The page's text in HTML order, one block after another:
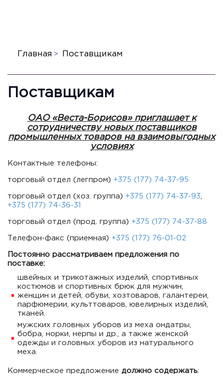
Главная Поставщикам
Поставщикам
ОАО «Веста-Борисов» приглашает к
сотрудничеству новых поставщиков
промышленных товаров на взаимовыгодных
условиях
Контактные телефоны:
торговый отдел (легпром) +375 (177) 74-37-95
торговый отдел (хоз. группа) +375 (177) 74-37-93
+375 (177) 74-36-31
торговый отдел (прод. группа) +375 (177) 74-37-88
Телефон-факс (приемная) +375 (177) 76-01-02
Постоянно рассматриваем предложения по
поставке:
швейных и трикотажных изделий, спортивных
костюмов и спортивных брюк для мужчин,
женщин и детей, обуви, хозтоваров, галантереи,
парфюмерии, культтоваров, ювелирных изделий,
тканей.
мужских головных уборов из меха ондатры,
бобра, норки, нерпы и др., а также женской
одежды и головных уборов из натурального
меха.
Коммерческое предложение должно содержать: